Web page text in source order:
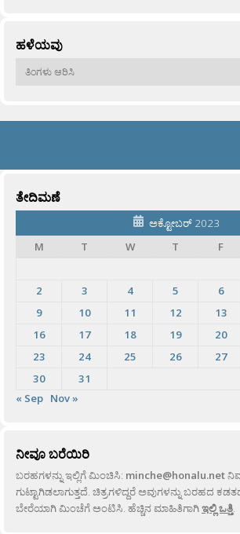
ಹಳೆಯವು
ಹಳೆಯವು
ತೇದಿಮಣೆ
ಅಕ್ಟೋಬರ್ 2023
M
T W T F
2
3 4 5 6
9
10 11 12 13
16
17 18 19 20
23
24 25 26 27
30
31
« Sep Nov »
ನೀವೂ ಬರೆಯಿರಿ
ಬರಹಗಳನ್ನು ಇಲ್ಲಿಗೆ ಮಿಂಚಿಸಿ: minche@honalu.net
ಗುಟ್ಟಾಗಿಡಲಾಗುತ್ತದೆ. ಚಿತ್ರಗಳಿದ್ದರೆ ಅವುಗಳನ್ನು ಬರಹದ
ಬೇರೆಯಾಗಿ ಮಿಂಚೆಗೆ ಅಂಟಿಸಿ. ಹೆಚ್ಚಿನ ಮಾಹಿತಿಗಾಗಿಇಲ್ಲಿ ಒತ್ತಿ